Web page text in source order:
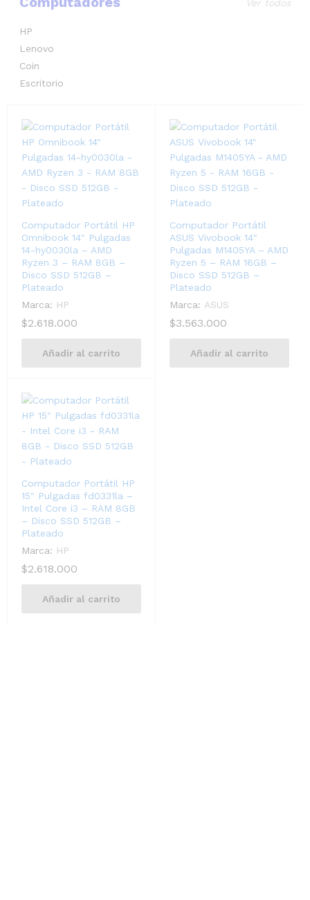
HP
Lenovo
Coin
Escritorio
Ver todos
Computador Portátil HP
Omnibook 14″ Pulgadas
14-hy0030la – AMD
Ryzen 3 – RAM 8GB –
Disco SSD 512GB –
Plateado
Marca: HP
$2.618.000
Añadir al carrito
Computador Portátil
ASUS Vivobook 14″
Pulgadas M1405YA – AMD
Ryzen 5 – RAM 16GB –
Disco SSD 512GB –
Plateado
Marca: ASUS
$3.563.000
Añadir al carrito
Computador Portátil HP
15″ Pulgadas fd0331la –
Intel Core i3 – RAM 8GB
– Disco SSD 512GB –
Plateado
Marca: HP
$2.618.000
Añadir al carrito